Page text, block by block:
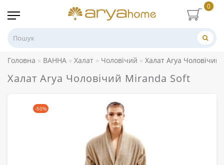
0
Головна ВАННА Халат Чоловічий Халат Arya
Халат Arya Чоловічий Miranda Soft
-50%